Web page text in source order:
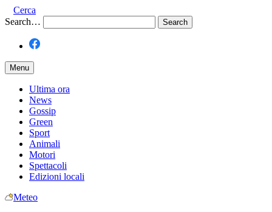
Cerca
Search…
Menu
Ultima ora
News
Gossip
Green
Sport
Animali
Motori
Spettacoli
Edizioni locali
Meteo